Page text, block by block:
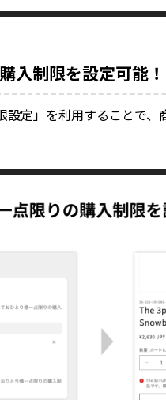
入制限を設定可能！
設定」を利用することで